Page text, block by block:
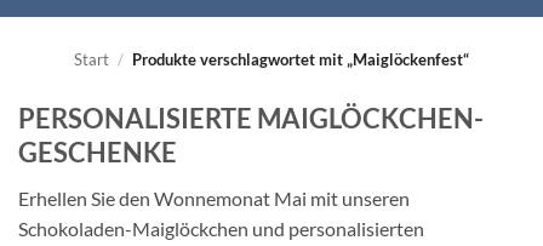
Start / Produkte verschlagwortet mit „Maiglöckenfest“
PERSONALISIERTE MAIGLÖCKCHEN-
GESCHENKE
Erhellen Sie den Wonnemonat Mai mit unseren
Schokoladen-Maiglöckchen und personalisierten